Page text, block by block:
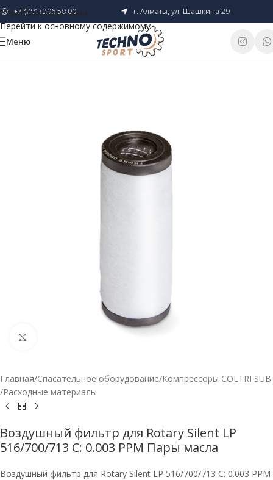
Перейти к навигации
Перейти к основному содержимому
+7 (701) 206 50 00 г. Алматы, ул. Шашкина 29
Меню
Главная/Спасательное оборудование/Компрессоры COLTRI SUB
/Расходные материалы
Воздушный фильтр для Rotary Silent LP
516/700/713 C: 0.003 PPM Пары масла
Воздушный фильтр для Rotary Silent LP 516/700/713 C: 0.003 PPM